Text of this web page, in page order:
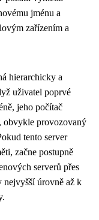
jménu a
zařízením a
hierarchicky a
uživatel poprvé
jeho počítač
obvykle provozovaný
tento server
začne postupně
serverů přes
nejvyšší úrovně až k